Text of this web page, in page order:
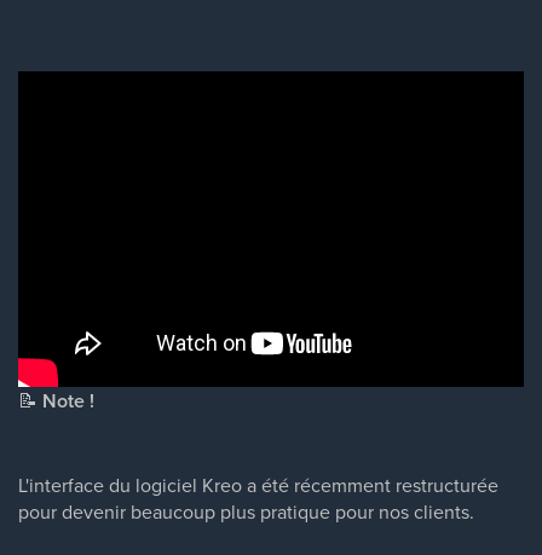
📝 Note !
L'interface du logiciel Kreo a été récemment restructurée
pour devenir beaucoup plus pratique pour nos clients.